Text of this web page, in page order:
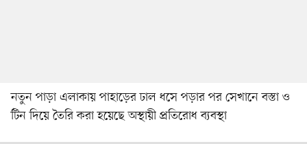
নতুন পাড়া এলাকায় পাহাড়ের ঢাল ধসে পড়ার পর সেখানে বস্তা ও
টিন দিয়ে তৈরি করা হয়েছে অস্থায়ী প্রতিরোধ ব্যবস্থা